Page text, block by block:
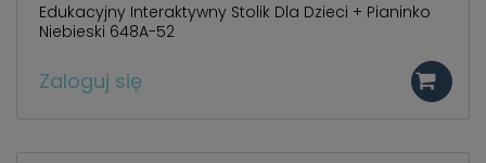
Edukacyjny Interaktywny Stolik Dla Dzieci + Pianinko
Niebieski 648A-52
Zaloguj się